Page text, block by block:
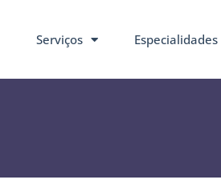
Serviços Especialidades